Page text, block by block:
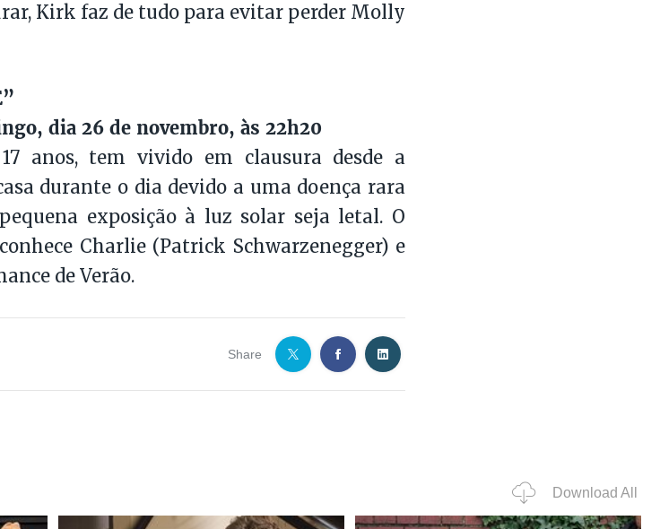
Kirk faz de tudo para evitar perder Molly
dia 26 de novembro, às 22h20
anos, tem vivido em clausura desde a
durante o dia devido a uma doença rara
exposição à luz solar seja letal. O
Charlie (Patrick Schwarzenegger) e
de Verão.
Share
Download All